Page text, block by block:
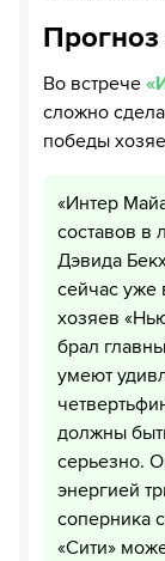
Прогноз
Во встрече
сложно
победы
«Интер
составов в
Дэвида
сейчас уже
хозяев
брал
умеют
должны
серьезно.
энергией
соперника
«Сити»